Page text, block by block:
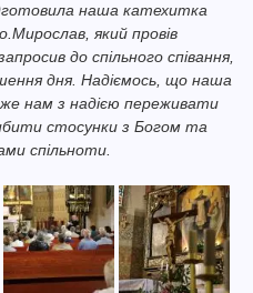
наша катехитка
який провів
до спільного співання,
дня. Надіємось, що наша
нам з надією переживати
стосунки з Богом та
спільноти.